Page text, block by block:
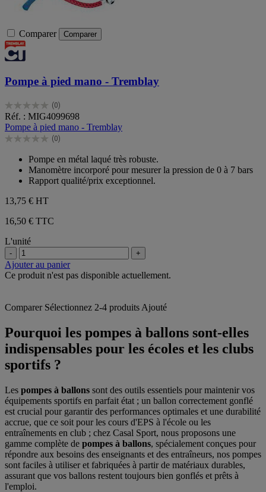
Comparer Comparer
Pompe à pied mano - Tremblay
(0)
0.0
sur
5
étoiles.
Réf. : MIG4099698
Pompe à pied mano - Tremblay
(0)
0.0
étoiles.
Pompe en métal laqué très robuste.
Manomètre incorporé pour mesurer la pression de 0 à 7 bars
Rapport qualité/prix exceptionnel.
13,75 € HT
16,50 € TTC
L'unité
- +
Ajouter au panier
Ce produit n'est pas disponible actuellement.
Comparer Sélectionnez 2-4 produits Ajouté
Pourquoi les pompes à ballons sont-elles
indispensables pour les écoles et les clubs
sportifs ?
Les pompes à ballons sont des outils essentiels pour maintenir vos
équipements sportifs en parfait état ; un ballon correctement gonflé
est crucial pour garantir des performances optimales et une durabilité
accrue, que ce soit pour les cours d'EPS à l'école ou les
entraînements en club ; chez Casal Sport, nous proposons une
gamme complète de pompes à ballons, spécialement conçues pour
répondre aux besoins des enseignants et des entraîneurs, nos pompes
sont faciles à utiliser et fabriquées à partir de matériaux durables,
assurant que vos ballons restent toujours bien gonflés et prêts à
l'emploi.